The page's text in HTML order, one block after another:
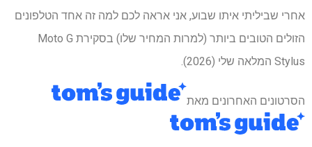
אחרי שביליתי איתו שבוע, אני אראה לכם למה זה אחד הטלפונים
הזולים הטובים ביותר (למרות המחיר שלו) בסקירת Moto G
Stylus המלאה שלי (2026).
הסרטונים האחרונים מאת